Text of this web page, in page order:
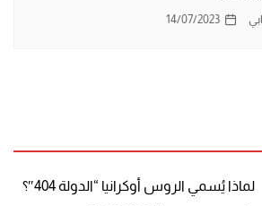
14/07/2023
لماذا يُسمي الروس أوكرانيا “الدولة 404″؟